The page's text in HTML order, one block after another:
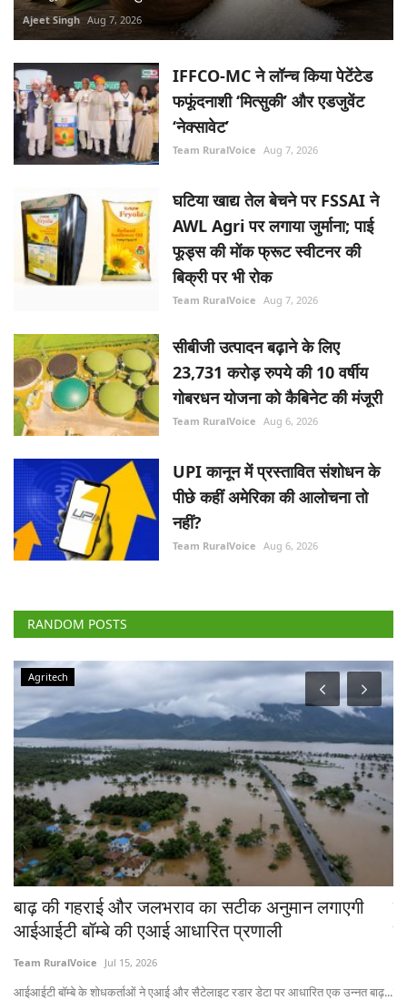
Ajeet Singh Aug 7, 2026
IFFCO-MC ने लॉन्च किया पेटेंटेड
फफूंदनाशी ‘मित्सुकी’ और एडजुवेंट
‘नेक्सावेट’
Team RuralVoice Aug 7, 2026
घटिया खाद्य तेल बेचने पर FSSAI ने
AWL Agri पर लगाया जुर्माना; पाई
फूड्स की मोंक फ्रूट स्वीटनर की
बिक्री पर भी रोक
Team RuralVoice Aug 7, 2026
सीबीजी उत्पादन बढ़ाने के लिए
23,731 करोड़ रुपये की 10 वर्षीय
गोबरधन योजना को कैबिनेट की मंजूरी
Team RuralVoice Aug 6, 2026
UPI कानून में प्रस्तावित संशोधन के
पीछे कहीं अमेरिका की आलोचना तो
नहीं?
Team RuralVoice Aug 6, 2026
RANDOM POSTS
बाढ़...
Agriculture Conclave and NACOF Awards 2022
टेक्नोलॉजी के इस्तेमाल और विविधीकरण से बढ़ सकती है
किसानों की आय, रूरल वॉयस कॉन्क्लेव में बोले विशेषज्ञ
Team RuralVoice Dec 30, 2022
नास के चेयरमैन डॉ त्रिलोचन महापात्र ने कहा कि किसानों को खेती में विविधीकरण करने...